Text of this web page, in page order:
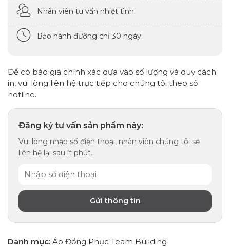
Nhân viên tư vấn nhiệt tình
Bảo hành đường chỉ 30 ngày
Để có báo giá chính xác dựa vào số lượng và quy cách
in, vui lòng liên hệ trực tiếp cho chúng tôi theo số
hotline.
Đăng ký tư vấn sản phẩm này:
Vui lòng nhập số điện thoại, nhân viên chúng tôi sẽ
liên hệ lại sau ít phút.
Danh mục: Áo Đồng Phục Team Building